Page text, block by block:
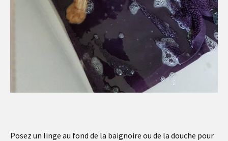
Posez un linge au fond de la baignoire ou de la douche pour